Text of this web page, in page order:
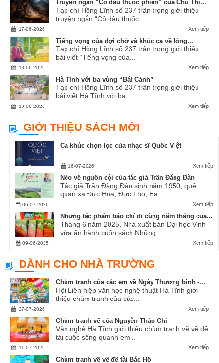
Truyện ngắn “Cô dâu thuốc phiện” của Chu Thị...
Tạp chí Hồng Lĩnh số 237 trân trọng giới thiệu
truyện ngắn “Cô dâu thuốc...
Xem tiếp
17-06-2026
Tiếng vọng của đợi chờ và khúc ca về lòng...
Tạp chí Hồng Lĩnh số 237 trân trọng giới thiệu
bài viết “Tiếng vọng của...
Xem tiếp
13-06-2026
Hà Tĩnh với ba vùng “Bát Cảnh”
Tạp chí Hồng Lĩnh số 237 trân trọng giới thiệu
bài viết Hà Tĩnh với ba...
Xem tiếp
10-06-2026
GIỚI THIỆU SÁCH MỚI
Ca khúc chọn lọc của nhạc sĩ Quốc Việt
Xem tiếp
16-07-2026
Nẻo về nguồn cội của tác giả Trần Đăng Đàn
Tác giả Trần Đăng Đàn sinh năm 1950, quê
quán xã Đức Hòa, Đức Thọ, Hà...
Xem tiếp
06-07-2026
Những tác phẩm báo chí đi cùng năm tháng của...
Tháng 6 năm 2025, Nhà xuất bản Đại học Vinh
vừa ấn hành cuốn sách Những...
Xem tiếp
09-06-2025
DÀNH CHO NHÀ TRƯỜNG
Chùm tranh của các em về Ngày Thương binh -...
Hội Liên hiệp văn học nghệ thuật Hà Tĩnh giới
thiệu chùm tranh của các...
Xem tiếp
27-07-2026
Chùm tranh vẽ của Nguyễn Thảo Chi
Văn nghệ Hà Tĩnh giới thiệu chùm tranh vẽ về đề
tài cuộc sống quanh em...
Xem tiếp
11-07-2026
Chùm tranh vẽ về đề tài Bác Hồ